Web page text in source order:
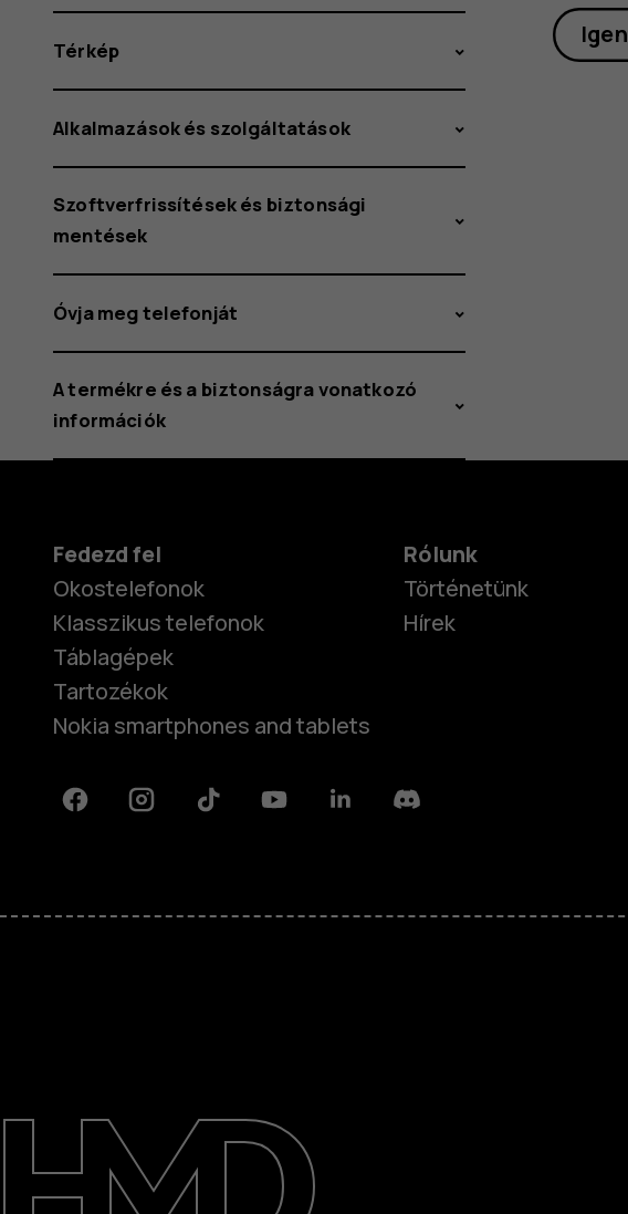
Támogatás
Hungary
Igen
Térkép
Alkalmazások és szolgáltatások
Szoftverfrissítések és biztonsági
mentések
Óvja meg telefonját
A termékre és a biztonságra vonatkozó
információk
Fedezd fel
Okostelefonok
Klasszikus telefonok
Táblagépek
Tartozékok
Nokia smartphones and tablets
Rólunk
Történetünk
Hírek
FacebookInstagramTiktok YoutubeLinkedinDiscord